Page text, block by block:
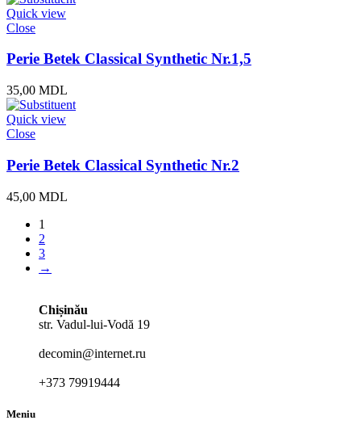
Quick view
Close
Perie Betek Classical Synthetic Nr.1,5
35,00 MDL
Quick view
Close
Perie Betek Classical Synthetic Nr.2
45,00 MDL
1
2
3
→
Chișinău
str. Vadul-lui-Vodă 19
decomin@internet.ru
+373 79919444
Meniu